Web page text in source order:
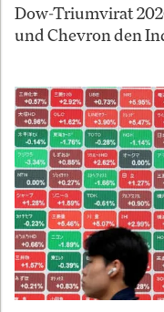
Dow-Triumvirat
und Chevron den